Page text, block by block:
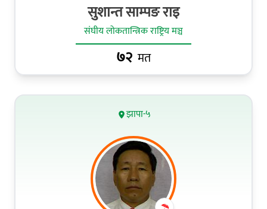
सुशान्त साम्पङ राइ
संघीय लोकतान्त्रिक राष्ट्रिय मञ्च
७२ मत
झापा-५